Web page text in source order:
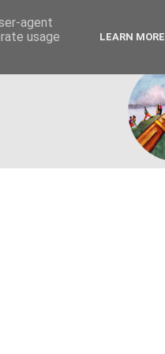
FACEBOOK
θεσμών - κοινωνίας
agent
usage
LEARN MORE